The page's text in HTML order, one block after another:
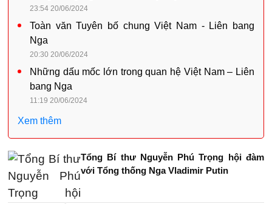
23:54 20/06/2024
Toàn văn Tuyên bố chung Việt Nam - Liên bang
Nga
20:30 20/06/2024
Những dấu mốc lớn trong quan hệ Việt Nam – Liên
bang Nga
11:19 20/06/2024
Xem thêm
Tổng Bí thư Nguyễn Phú Trọng hội đàm
với Tổng thống Nga Vladimir Putin